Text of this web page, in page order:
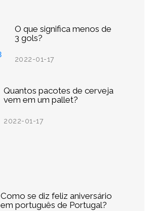
O que significa menos de
3 gols?
2022-01-17
Quantos pacotes de cerveja
vem em um pallet?
2022-01-17
Como se diz feliz aniversário
em português de Portugal?